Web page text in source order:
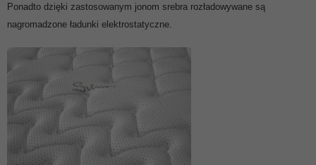
Ponadto dzięki zastosowanym jonom srebra rozładowywane są
nagromadzone ładunki elektrostatyczne.